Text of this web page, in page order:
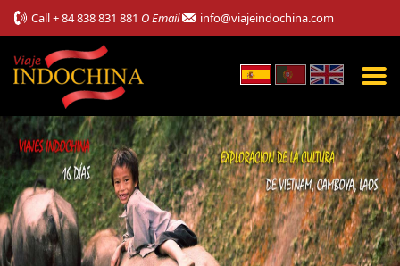
Call+ 84 838 831 881 O Email info@viajeindochina.com